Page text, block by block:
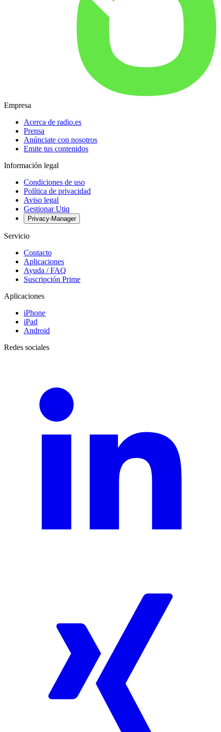
Empresa
Acerca de radio.es
Prensa
Anúnciate con nosotros
Emite tus contenidos
Información legal
Condiciones de uso
Política de privacidad
Aviso legal
Gestionar Utiq
Privacy-Manager
Servicio
Contacto
Aplicaciones
Ayuda / FAQ
Suscripción Prime
Aplicaciones
iPhone
iPad
Android
Redes sociales